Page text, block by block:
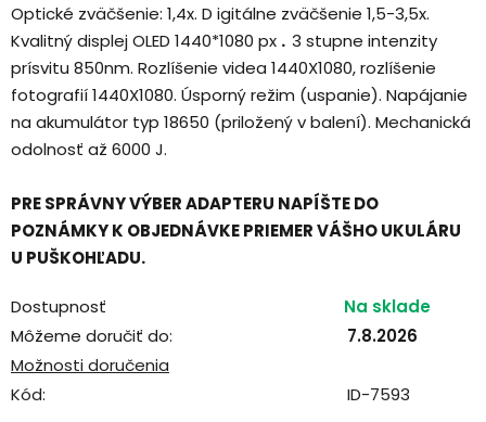
Optické zväčšenie: 1,4x. D igitálne zväčšenie 1,5-3,5x.
Kvalitný displej OLED 1440*1080 px . 3 stupne intenzity
prísvitu 850nm. Rozlíšenie videa 1440X1080, rozlíšenie
fotografií 1440X1080. Úsporný režim (uspanie). Napájanie
na akumulátor typ 18650 (priložený v balení). Mechanická
odolnosť až 6000 J.
PRE SPRÁVNY VÝBER ADAPTERU NAPÍŠTE DO
POZNÁMKY K OBJEDNÁVKE PRIEMER VÁŠHO UKULÁRU
U PUŠKOHĽADU.
Dostupnosť
Na sklade
Môžeme doručiť do:
7.8.2026
Možnosti doručenia
Kód:
ID-7593